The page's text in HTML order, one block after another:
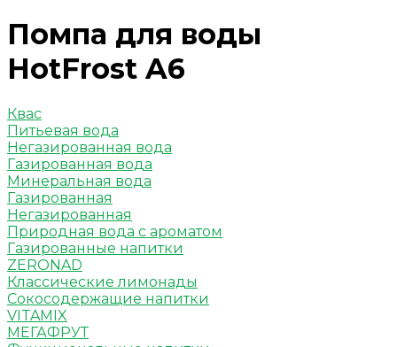
Помпа для воды
HotFrost A6
Квас
Питьевая вода
Негазированная вода
Газированная вода
Минеральная вода
Газированная
Негазированная
Природная вода с ароматом
Газированные напитки
ZERONAD
Классические лимонады
Сокосодержащие напитки
VITAMIX
МЕГАФРУТ